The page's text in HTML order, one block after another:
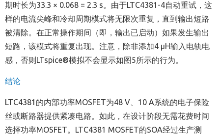
期时长为33.3 × 0.068 = 2.3 s。由于LTC4381-4自动重试，这
样的电流尖峰和冷却周期模式将无限次重复，直到输出短路
被清除。在正常操作期间（即，输出已启动）如果发生输出
短路，该模式将重复出现。注意，除非添加4 µH输入电轨电
感，否则LTspice®模拟不会显示如图5所示的行为。
结论
LTC4381的内部功率MOSFET为48 V、10 A系统的电子保险
丝或断路器提供紧凑电路。如此，在设计阶段无需花费时间
选择功率MOSFET。LTC4381 MOSFET的SOA经过生产测